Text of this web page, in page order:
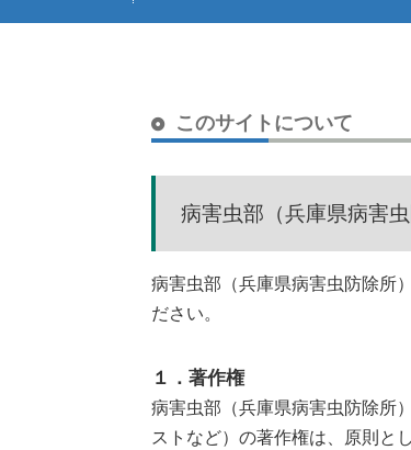
このサイトについて
病害虫部（兵庫県病害
病害虫部（兵庫県病害虫防除所
ださい。
１．著作権
病害虫部（兵庫県病害虫防除所
ストなど）の著作権は、原則と